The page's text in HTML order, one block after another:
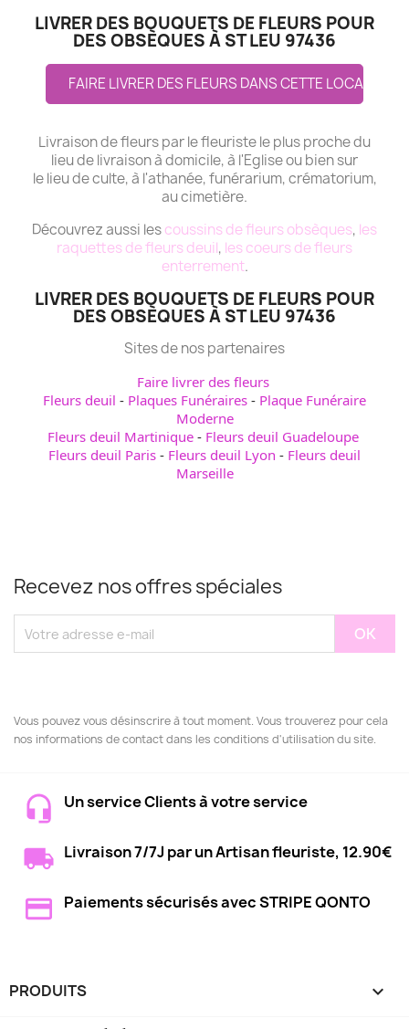
LIVRER DES BOUQUETS DE FLEURS POUR
DES OBSÈQUES À ST LEU 97436
FAIRE LIVRER DES FLEURS DANS CETTE LOCALITE
Livraison de fleurs par le fleuriste le plus proche du
lieu de livraison à domicile, à l'Eglise ou bien sur
le lieu de culte, à l'athanée, funérarium, crématorium,
au cimetière.
Découvrez aussi lescoussins de fleurs obsèques, les
raquettes de fleurs deuil, les coeurs de fleurs
enterrement.
LIVRER DES BOUQUETS DE FLEURS POUR
DES OBSÈQUES À ST LEU 97436
Sites de nos partenaires
Faire livrer des fleurs
Fleurs deuil - Plaques Funéraires - Plaque Funéraire
Moderne
Fleurs deuil Martinique- Fleurs deuil Guadeloupe
Fleurs deuil Paris - Fleurs deuil Lyon - Fleurs deuil
Marseille
Recevez nos offres spéciales
Vous pouvez vous désinscrire à tout moment. Vous trouverez pour cela
nos informations de contact dans les conditions d'utilisation du site.
Un service Clients à votre service
Livraison 7/7J par un Artisan fleuriste, 12.90€
Paiements sécurisés avec STRIPE QONTO
PRODUITS 